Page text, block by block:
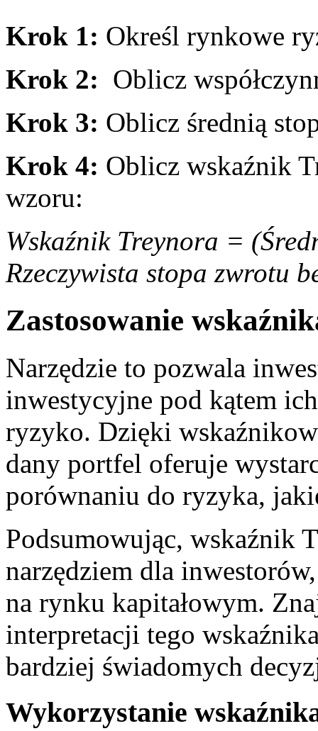
Krok 1: ⁢Określ ​rynkowe
Krok 2:
Oblicz
Krok 3: ⁣Oblicz średnią
Krok 4: Oblicz wskaźnik
wzoru:
Wskaźnik‍ Treynora⁢ =
Rzeczywista stopa ​zwrotu
Zastosowanie
Narzędzie to‍ pozwala‍
inwestycyjne pod kątem
‍ryzyko. Dzięki​
dany portfel ‍oferuje
‌porównaniu do ryzyka,
Podsumowując, wskaźnik
narzędziem dla
na ‌rynku ⁤kapitałowym.
interpretacji tego‍
⁢bardziej świadomych⁤
Wykorzystanie